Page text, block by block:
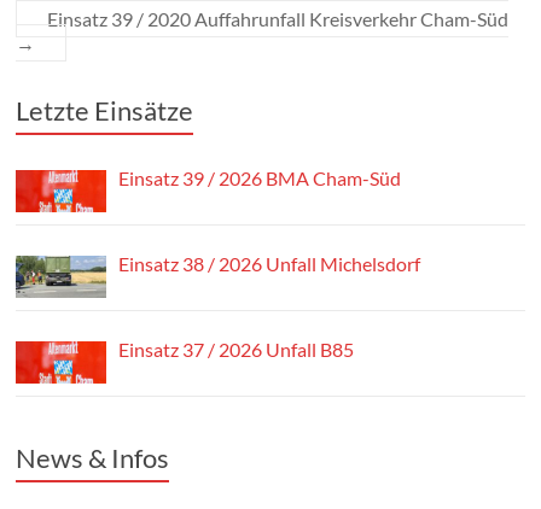
Einsatz 39 / 2020 Auffahrunfall Kreisverkehr Cham-Süd
→
Letzte Einsätze
Einsatz 39 / 2026 BMA Cham-Süd
Einsatz 38 / 2026 Unfall Michelsdorf
Einsatz 37 / 2026 Unfall B85
News & Infos